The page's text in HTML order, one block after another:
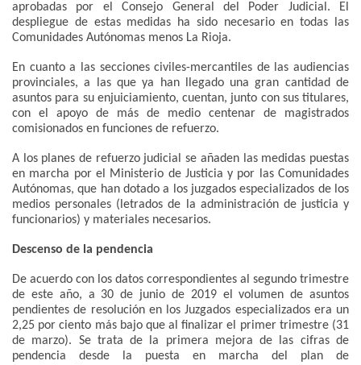
aprobadas por el Consejo General del Poder Judicial. El
despliegue de estas medidas ha sido necesario en todas las
Comunidades Autónomas menos La Rioja.
En cuanto a las secciones civiles-mercantiles de las audiencias
provinciales, a las que ya han llegado una gran cantidad de
asuntos para su enjuiciamiento, cuentan, junto con sus titulares,
con el apoyo de más de medio centenar de magistrados
comisionados en funciones de refuerzo.
A los planes de refuerzo judicial se añaden las medidas puestas
en marcha por el Ministerio de Justicia y por las Comunidades
Autónomas, que han dotado a los juzgados especializados de los
medios personales (letrados de la administración de justicia y
funcionarios) y materiales necesarios.
Descenso de la pendencia
De acuerdo con los datos correspondientes al segundo trimestre
de este año, a 30 de junio de 2019 el volumen de asuntos
pendientes de resolución en los Juzgados especializados era un
2,25 por ciento más bajo que al finalizar el primer trimestre (31
de marzo). Se trata de la primera mejora de las cifras de
pendencia desde la puesta en marcha del plan de